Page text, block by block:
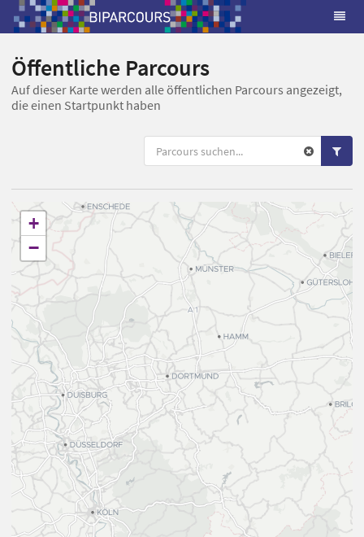
Öffentliche Parcours
Auf dieser Karte werden alle öffentlichen Parcours angezeigt,
die einen Startpunkt haben
+
−